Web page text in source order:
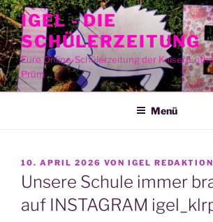
Zum
Inhalt
springen
IGEL - DIE
SCHÜLERZEITUNG
Eure Online-Schülerzeitung der Kaiser-
Prüm
Menü
VERÖFFENTLICHT
AM
10. APRIL 2026 VON IGEL
Unsere Schule immer
auf INSTAGRAM